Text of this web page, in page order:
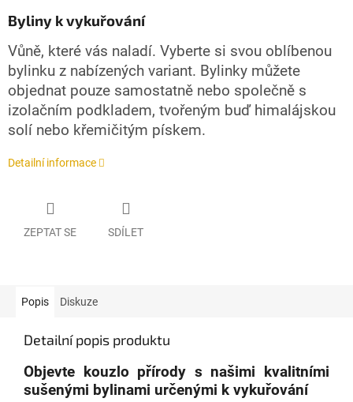
Byliny k vykuřování
Vůně, které vás naladí. Vyberte si svou oblíbenou
bylinku z nabízených variant. Bylinky můžete
objednat pouze samostatně nebo společně s
izolačním podkladem, tvořeným buď himalájskou
solí nebo křemičitým pískem.
Detailní informace
ZEPTAT SE SDÍLET
Popis Diskuze
Detailní popis produktu
Objevte kouzlo přírody s našimi kvalitními
sušenými bylinami určenými k vykuřování